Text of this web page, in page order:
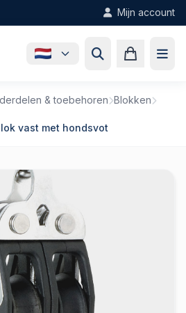
Mijn account
& toebehoren Blokken
vast met hondsvot